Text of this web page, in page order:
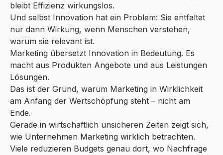
bleibt Effizienz wirkungslos.
Und selbst Innovation hat ein Problem: Sie entfaltet
nur dann Wirkung, wenn Menschen verstehen,
warum sie relevant ist.
Marketing übersetzt Innovation in Bedeutung. Es
macht aus Produkten Angebote und aus Leistungen
Lösungen.
Das ist der Grund, warum Marketing in Wirklichkeit
am Anfang der Wertschöpfung steht – nicht am
Ende.
Gerade in wirtschaftlich unsicheren Zeiten zeigt sich,
wie Unternehmen Marketing wirklich betrachten.
Viele reduzieren Budgets genau dort, wo Nachfrage